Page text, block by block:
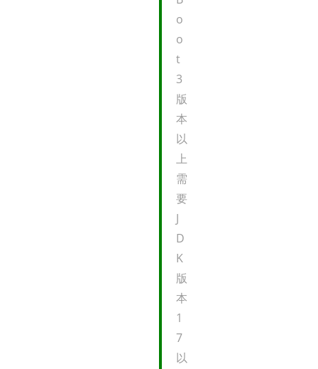
o
o
t
3
版
本
以
上
需
要
J
D
K
版
本
1
7
以